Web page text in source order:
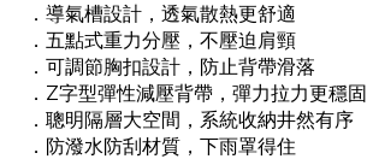
．導氣槽設計，透氣散熱更舒適
．五點式重力分壓，不壓迫肩頸
．可調節胸扣設計，防止背帶滑落
．Z字型彈性減壓背帶，彈力拉力更穩固
．聰明隔層大空間，系統收納井然有序
．防潑水防刮材質，下雨罩得住